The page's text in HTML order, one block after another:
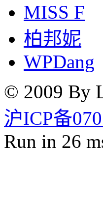
MISS F
柏邦妮
WPDang
© 2009 By
沪ICP备
Run in 26